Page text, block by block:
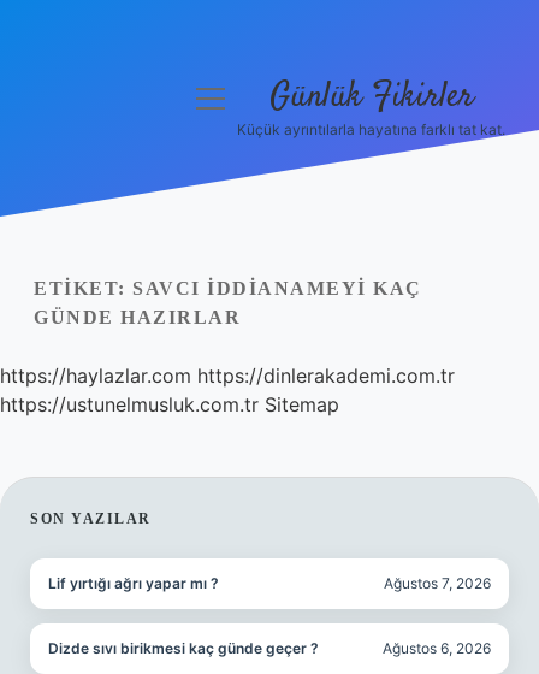
Yasal Uyarı
menüyü Günlük Fikirler
Küçük ayrıntılarla hayatına farklı tat kat.
ETIKET: SAVCI IDDIANAMEYI KAÇ
GÜNDE HAZIRLAR
https://haylazlar.com https://dinlerakademi.com.tr
https://ustunelmusluk.com.tr Sitemap
SIDEBAR
SON YAZILAR
Lif yırtığı ağrı yapar mı ? Ağustos 7, 2026
Dizde sıvı birikmesi kaç günde geçer ? Ağustos 6, 2026